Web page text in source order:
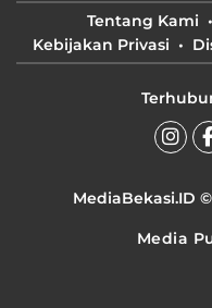
Tentang Kami
Kebijakan Privasi
MediaBekasi.ID
Media